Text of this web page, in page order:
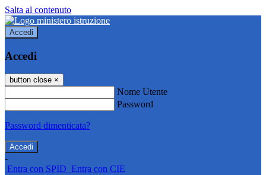
Salta al contenuto
Accedi
Accedi
button close ×
Nome Utente
Password
Password dimenticata?
-
Entra con SPID Entra con CIE